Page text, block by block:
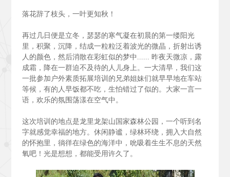
落花辞了枝头，一叶更知秋！
再过几日便是立冬，瑟瑟的寒气凝在初晨的第一缕阳光
里，积聚，沉降，结成一粒粒泛着波光的微晶，折射出诱
人的颜色，然后消散在彩虹似的梦中...... 昨夜天微凉，露
成霜，降在一群迫不及待的人儿身上。一大清早，我们这
一批参加户外素质拓展培训的兄弟姐妹们就早早地在车站
等候，有的人早饭都不吃，生怕错过了似的。大家一言一
语，欢乐的氛围荡漾在空气中。
这次培训的地点是龙里龙架山国家森林公园，一个听到名
字就感觉幸福的地方。休闲静谧，绿林环绕，拥入大自然
的怀抱里，徜徉在绿色的海洋中，吮吸着生生不息的天然
氧吧！光是想想，都能受用许久了。